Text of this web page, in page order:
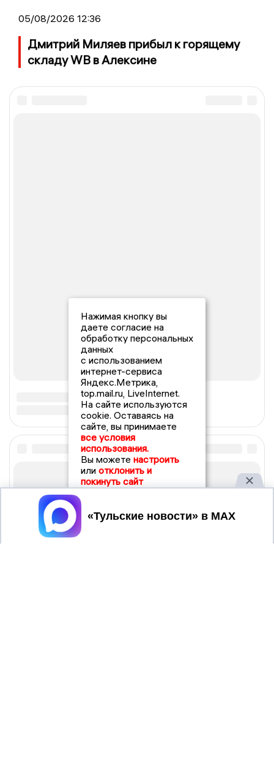
05/08/2026 12:36
Дмитрий Миляев прибыл к горящему
складу WB в Алексине
Нажимая кнопку вы
даете согласие на
обработку персональных
данных
с использованием
интернет-сервиса
Яндекс.Метрика,
top.mail.ru, LiveInternet.
На сайте используются
cookie. Оставаясь на
сайте, вы принимаете
все условия
использования.
Вы можете настроить
или отклонить и
покинуть сайт
Принять